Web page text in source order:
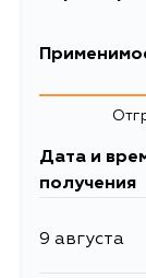
Масса, кг
Описание
Товарная
Nissan
Кузов
W30, NW30,
Дата и
получения
9 августа